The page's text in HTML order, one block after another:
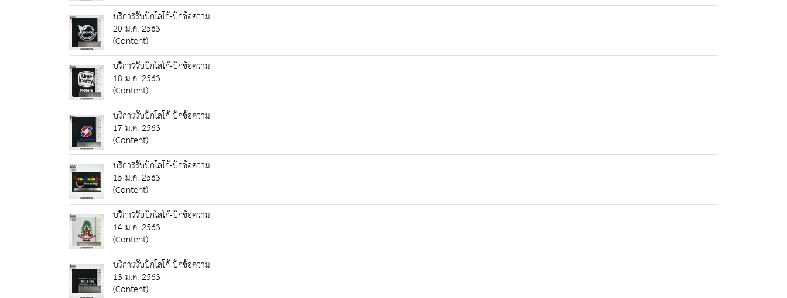
บริการรับปักโลโก้-ปักข้อความ
20 ม.ค. 2563
(Content)
บริการรับปักโลโก้-ปักข้อความ
18 ม.ค. 2563
(Content)
บริการรับปักโลโก้-ปักข้อความ
17 ม.ค. 2563
(Content)
บริการรับปักโลโก้-ปักข้อความ
15 ม.ค. 2563
(Content)
บริการรับปักโลโก้-ปักข้อความ
14 ม.ค. 2563
(Content)
บริการรับปักโลโก้-ปักข้อความ
13 ม.ค. 2563
(Content)